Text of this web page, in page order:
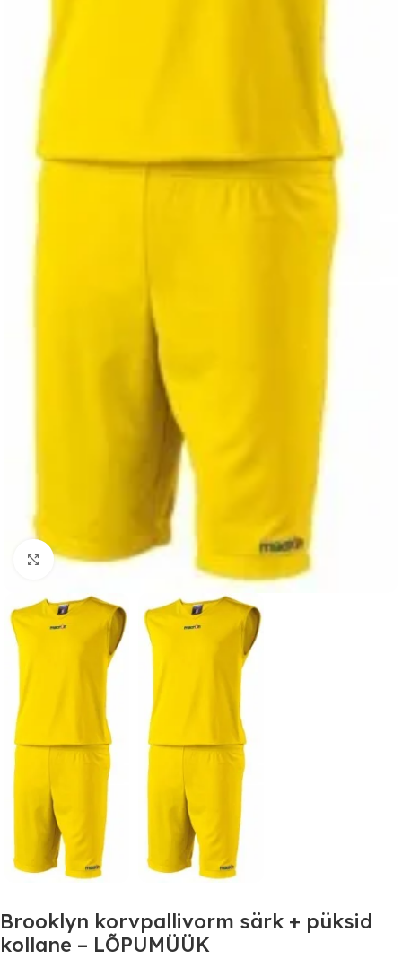
Suurendamiseks klõpsake
Brooklyn korvpallivorm särk + püksid
kollane – LÕPUMÜÜK